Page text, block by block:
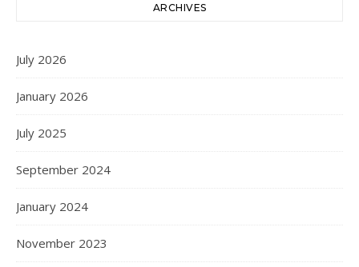
ARCHIVES
July 2026
January 2026
July 2025
September 2024
January 2024
November 2023